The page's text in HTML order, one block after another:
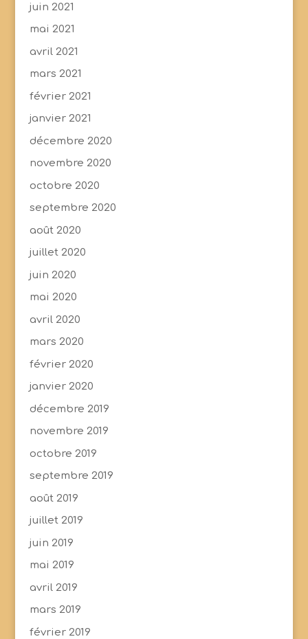
juin 2021
mai 2021
avril 2021
mars 2021
février 2021
janvier 2021
décembre 2020
novembre 2020
octobre 2020
septembre 2020
août 2020
juillet 2020
juin 2020
mai 2020
avril 2020
mars 2020
février 2020
janvier 2020
décembre 2019
novembre 2019
octobre 2019
septembre 2019
août 2019
juillet 2019
juin 2019
mai 2019
avril 2019
mars 2019
février 2019